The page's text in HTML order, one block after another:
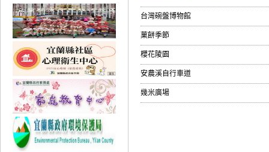
台灣碗盤博物館
菓餅季節
櫻花陵園
安農溪自行車道
幾米廣場